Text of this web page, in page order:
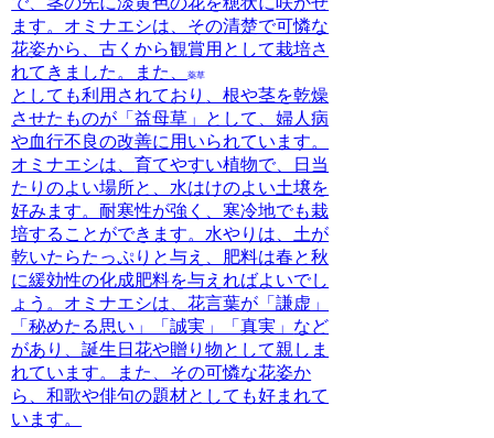
ます。オミナエシは、その清楚で可憐な
花姿から、古くから観賞用として栽培さ
れてきました。また、薬草
としても利用されており
、根や茎を乾燥
させたものが「益母草」として、婦人病
や血行不良の改善に用いられています。
オミナエシは、育てやすい植物で、日当
たりのよい場所と、水はけのよい土壌を
好みます。耐寒性が強く、寒冷地でも栽
培することができます。水やりは、土が
乾いたらたっぷりと与え、肥料は春と秋
に緩効性の化成肥料を与えればよいでし
ょう。オミナエシは、花言葉が「謙虚」
「秘めたる思い」「誠実」「真実」 など
があり、誕生日花や贈り物として親しま
れています。また、その可憐な花姿か
ら、和歌や俳句の題材としても好まれて
います。